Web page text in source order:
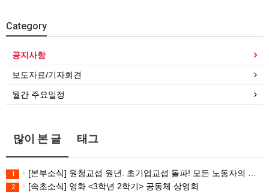
Category
공지사항
보도자료/기자회견
월간 주요일정
많이 본 글 태그
1 [본부소식] 원청교섭 원년. 초기업교섭 돌파! 모든 노동자의 노동기본권 쟁취! 민주노총 7.15 총파업대회
2 [속초소식] 영화 <3학년 2학기> 공동체 상영회